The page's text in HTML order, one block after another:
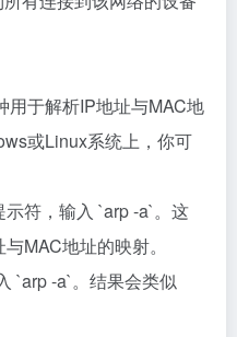
用于解析IP地址与MAC地
或Linux系统上，你可
符，输入 `arp -a`。这
MAC地址的映射。
`arp -a`。结果会类似